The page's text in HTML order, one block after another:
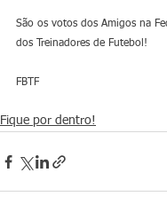
São os votos dos Amigos na
dos Treinadores de Futebol!
FBTF
Fique por dentro!